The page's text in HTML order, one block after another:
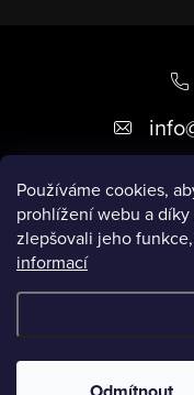
Používáme cookies,
prohlížení webu a
zlepšovali jeho
informací
a
info
Užitečné informace
Copyright 2026AV